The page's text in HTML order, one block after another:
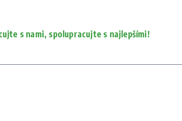
s nami, spolupracujte s najlepšími!